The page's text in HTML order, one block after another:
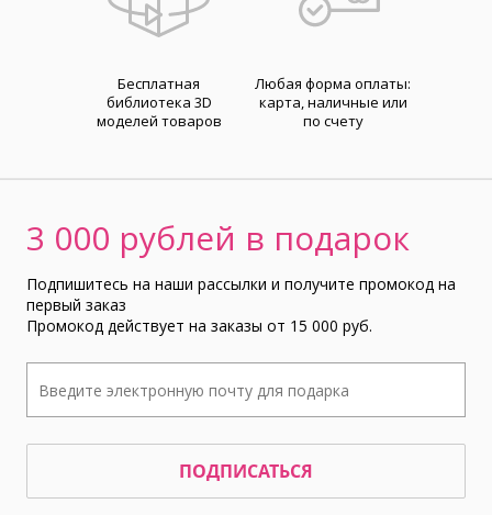
Бесплатная
библиотека 3D
моделей товаров
Любая форма оплаты:
карта, наличные или
по счету
3 000 рублей в подарок
Подпишитесь на наши рассылки и получите промокод на
первый заказ
Промокод действует на заказы от 15 000 руб.
ПОДПИСАТЬСЯ